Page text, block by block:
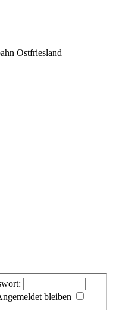
Ostfriesland
bleiben